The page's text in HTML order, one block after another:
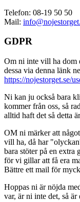
Telefon: 08-19 50 50
Mail:
GDPR
Om ni inte vill ha dom
dessa via denna länk
https://nojestorget.se/
Ni kan ju också bara
kommer från oss, så
alltid haft det så detta
OM ni märker att
vill ha, då har
bara stöter på en extra
för vi gillar att få era
Bättre ett mail för
Hoppas ni är nöjda
var, är ni inte det, så